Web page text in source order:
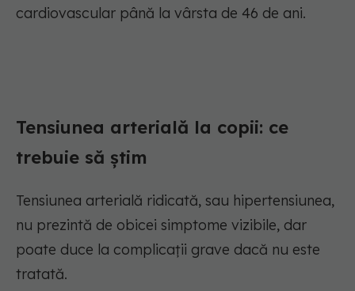
cardiovascular până la vârsta de 46 de ani.
Tensiunea arterială la copii: ce
trebuie să știm
Tensiunea arterială ridicată, sau hipertensiunea,
nu prezintă de obicei simptome vizibile, dar
poate duce la complicații grave dacă nu este
tratată.